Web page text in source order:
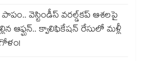
వెస్టిండీస్ వరల్డ్‌కప్ ఆశలపై
ఆఫ్ఘన్.. క్వాలిఫికేషన్ రేసులో మళ్లీ